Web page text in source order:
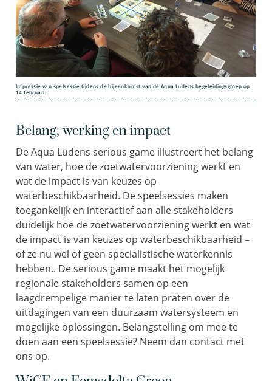
Impressie van spelsessie tijdens de bijeenkomst van de Aqua Ludens begeleidingsgroep op
14 februari.
Belang, werking en impact
De Aqua Ludens serious game illustreert het belang
van water, hoe de zoetwatervoorziening werkt en
wat de impact is van keuzes op
waterbeschikbaarheid. De speelsessies maken
toegankelijk en interactief aan alle stakeholders
duidelijk hoe de zoetwatervoorziening werkt en wat
de impact is van keuzes op waterbeschikbaarheid –
of ze nu wel of geen specialistische waterkennis
hebben.. De serious game maakt het mogelijk
regionale stakeholders samen op een
laagdrempelige manier te laten praten over de
uitdagingen van een duurzaam watersysteem en
mogelijke oplossingen. Belangstelling om mee te
doen aan een speelsessie? Neem dan contact met
ons op.